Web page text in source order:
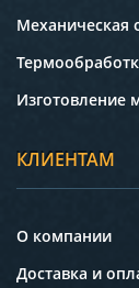
Механическая
Изготовление
КЛИЕНТАМ
О компании
Доставка и